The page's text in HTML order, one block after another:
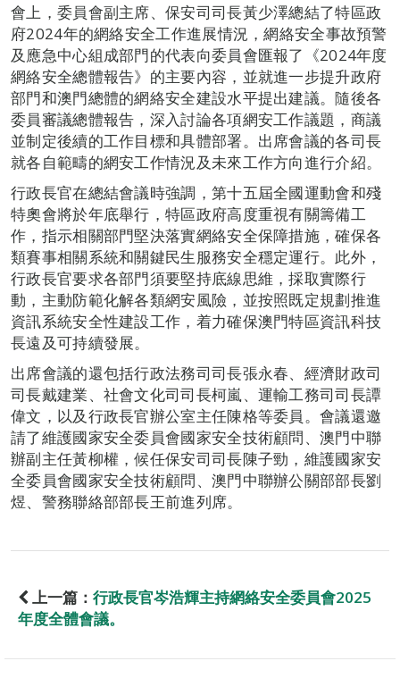
會上，委員會副主席、保安司司長黃少澤總結了特區政
府2024年的網絡安全工作進展情況，網絡安全事故預警
及應急中心組成部門的代表向委員會匯報了《2024年度
網絡安全總體報告》的主要內容，並就進一步提升政府
部門和澳門總體的網絡安全建設水平提出建議。隨後各
委員審議總體報告，深入討論各項網安工作議題，商議
並制定後續的工作目標和具體部署。出席會議的各司長
就各自範疇的網安工作情況及未來工作方向進行介紹。
行政長官在總結會議時強調，第十五屆全國運動會和殘
特奧會將於年底舉行，特區政府高度重視有關籌備工
作，指示相關部門堅決落實網絡安全保障措施，確保各
類賽事相關系統和關鍵民生服務安全穩定運行。此外，
行政長官要求各部門須要堅持底線思維，採取實際行
動，主動防範化解各類網安風險，並按照既定規劃推進
資訊系統安全性建設工作，着力確保澳門特區資訊科技
長遠及可持續發展。
出席會議的還包括行政法務司司長張永春、經濟財政司
司長戴建業、社會文化司司長柯嵐、運輸工務司司長譚
偉文，以及行政長官辦公室主任陳格等委員。會議還邀
請了維護國家安全委員會國家安全技術顧問、澳門中聯
辦副主任黃柳權，候任保安司司長陳子勁，維護國家安
全委員會國家安全技術顧問、澳門中聯辦公關部部長劉
煜、警務聯絡部部長王前進列席。
上一篇： 行政長官岑浩輝主持網絡安全委員會2025
年度全體會議。